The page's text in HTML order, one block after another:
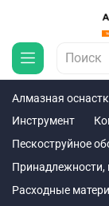
Алмазная
Инструмент
Пескоструйное
Принадлежности,
Расходные